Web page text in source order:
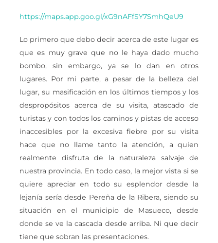
https://maps.app.goo.gl/xG9nAFfSY7SmhQeU9
Lo primero que debo decir acerca de este lugar es
que es muy grave que no le haya dado mucho
bombo, sin embargo, ya se lo dan en otros
lugares. Por mi parte, a pesar de la belleza del
lugar, su masificación en los últimos tiempos y los
despropósitos acerca de su visita, atascado de
turistas y con todos los caminos y pistas de acceso
inaccesibles por la excesiva fiebre por su visita
hace que no llame tanto la atención, a quien
realmente disfruta de la naturaleza salvaje de
nuestra provincia. En todo caso, la mejor vista si se
quiere apreciar en todo su esplendor desde la
lejanía sería desde Pereña de la Ribera, siendo su
situación en el municipio de Masueco, desde
donde se ve la cascada desde arriba. Ni que decir
tiene que sobran las presentaciones.